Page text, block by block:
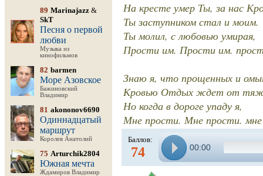
89 Marinajazz &
SkT
Песня о первой
любви
Музыка из
кинофильмов
82 barmen
Море Азовское
Бажиновский
Владимир
81 akononov6690
Одиннадцатый
маршрут
Королев Анатолий
75 Arturchik2804
Южная мечта
Ждамиров Владимир
На кресте умер Ты, за нас
Ты заступником стал и моим.
Ты молил, с любовью умирая,
Прости им. Прости им.
Знаю я, что прощенных и
Кровью Отдых ждет от
Но когда в дороге упаду я,
Мне прости. Мне прости.
Баллов:
74 00:00